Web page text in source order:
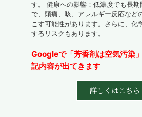
す。 健康への影響：低濃度でも長期
で、頭痛、咳、アレルギー反応など
こす可能性があります。さらに、化
するリスクもあります。
Googleで「芳香剤は空気汚染
記内容が出てきます
詳しくはこちら